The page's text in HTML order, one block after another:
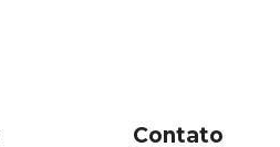
Contato